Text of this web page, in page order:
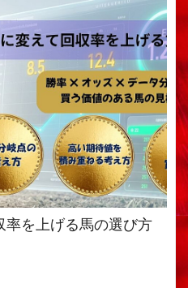
率を上げる馬の選び方